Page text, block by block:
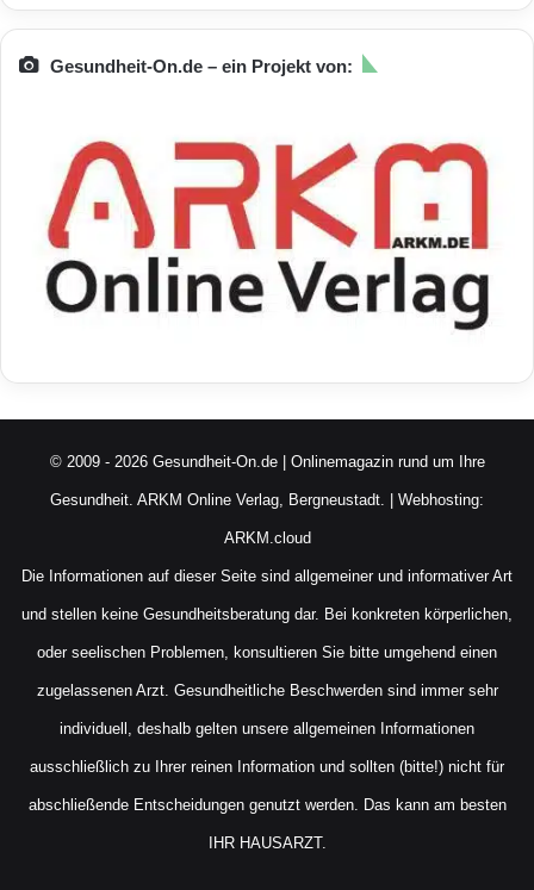
Gesundheit-On.de – ein Projekt von:
© 2009 - 2026 Gesundheit-On.de | Onlinemagazin rund um Ihre
Gesundheit. ARKM Online Verlag, Bergneustadt. | Webhosting:
ARKM.cloud
Die Informationen auf dieser Seite sind allgemeiner und informativer Art
und stellen keine Gesundheitsberatung dar. Bei konkreten körperlichen,
oder seelischen Problemen, konsultieren Sie bitte umgehend einen
zugelassenen Arzt. Gesundheitliche Beschwerden sind immer sehr
individuell, deshalb gelten unsere allgemeinen Informationen
ausschließlich zu Ihrer reinen Information und sollten (bitte!) nicht für
abschließende Entscheidungen genutzt werden. Das kann am besten
IHR HAUSARZT.